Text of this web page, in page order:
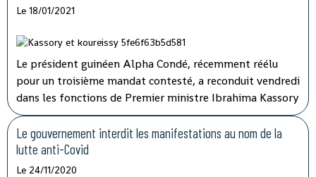
Le 18/01/2021
Le président guinéen Alpha Condé, récemment réélu
pour un troisième mandat contesté, a reconduit vendredi
dans les fonctions de Premier ministre Ibrahima Kassory
Fofana qui avait auparavant présenté la démission de
son gouvernement.
Le gouvernement interdit les manifestations au nom de la
lutte anti-Covid
Le 24/11/2020